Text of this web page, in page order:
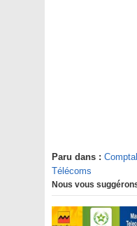
Paru dans :
Télécoms
Nous vous